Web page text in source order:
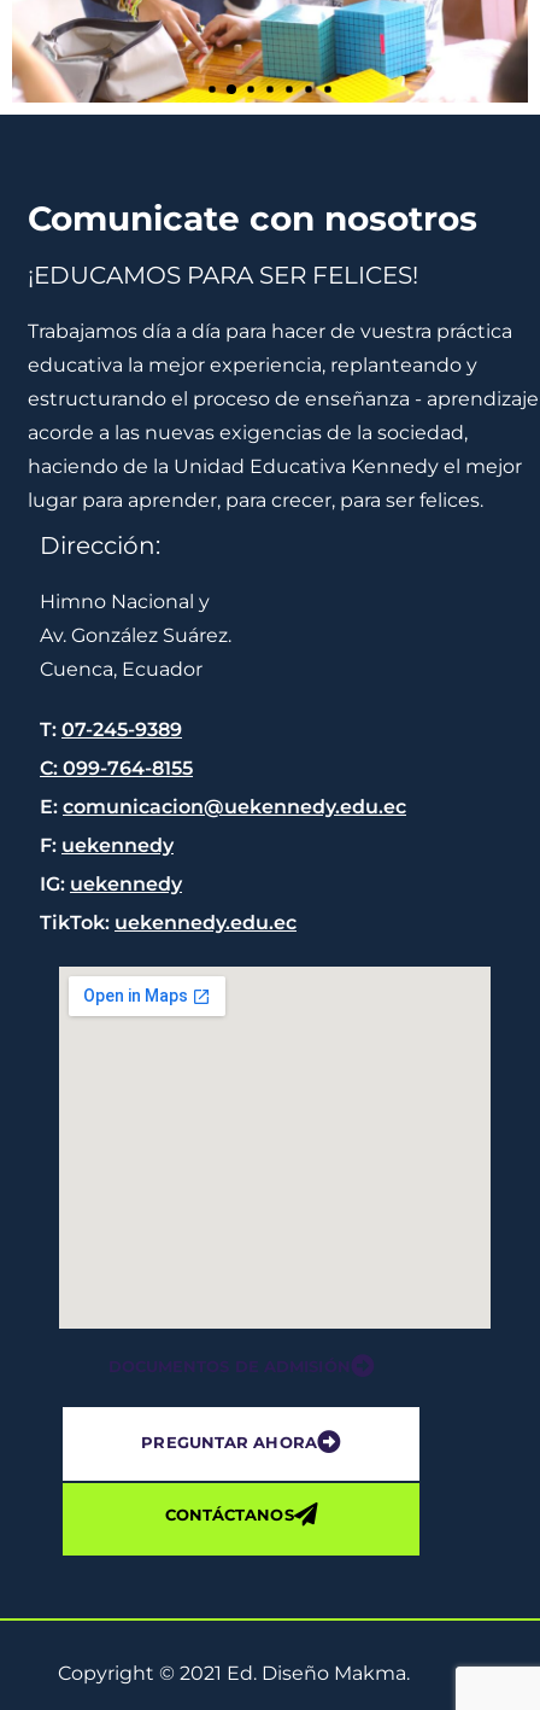
Comunicate con nosotros
¡EDUCAMOS PARA SER FELICES!
Trabajamos día a día para hacer de vuestra práctica
educativa la mejor experiencia, replanteando y
estructurando el proceso de enseñanza - aprendizaje
acorde a las nuevas exigencias de la sociedad,
haciendo de la Unidad Educativa Kennedy el mejor
lugar para aprender, para crecer, para ser felices.
Dirección:
Himno Nacional y
Av. González Suárez.
Cuenca, Ecuador
T: 07-245-9389
C: 099-764-8155
E: comunicacion@uekennedy.edu.ec
F: uekennedy
IG: uekennedy
TikTok: uekennedy.edu.ec
DOCUMENTOS DE ADMISIÓN
PREGUNTAR AHORA
CONTÁCTANOS
Copyright © 2021 Ed. Diseño Makma.